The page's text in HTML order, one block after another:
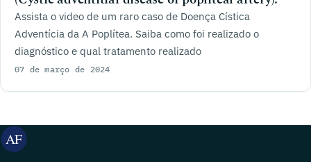
Assista o video de um raro caso de Doença Cística
Adventícia da A Poplítea. Saiba como foi realizado o
diagnóstico e qual tratamento realizado
07 de março de 2024